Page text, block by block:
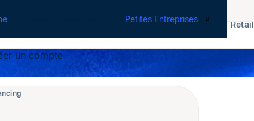
Petites Entreprises
ERP Finance Retail
un compte